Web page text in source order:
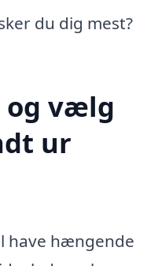
du dig mest?
og vælg
ur
have hængende